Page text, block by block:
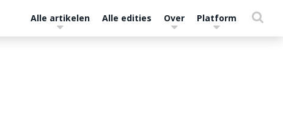
Alle artikelen Alle edities Over Platform